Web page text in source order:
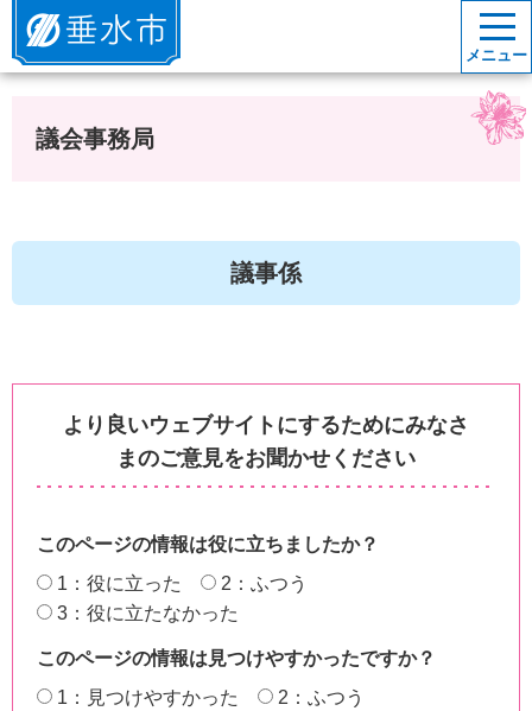
垂水市
メニュー
議会事務局
議事係
より良いウェブサイトにするためにみなさ
まのご意見をお聞かせください
このページの情報は役に立ちましたか？
1：役に立った
2：ふつう
3：役に立たなかった
このページの情報は見つけやすかったですか？
1：見つけやすかった
2：ふつう